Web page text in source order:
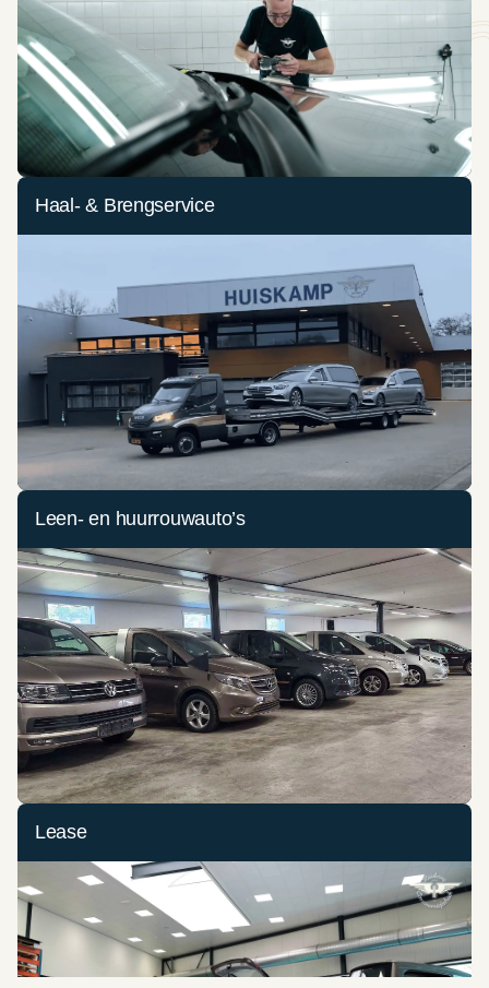
Haal- & Brengservice
Leen- en huurrouwauto’s
Lease